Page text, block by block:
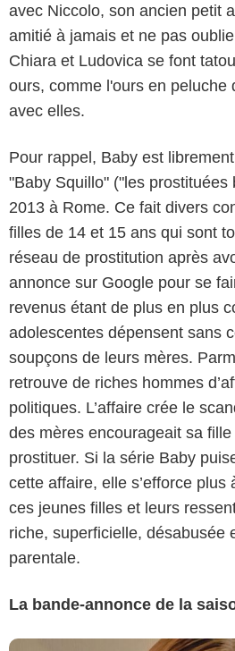
avec Niccolo, son ancien petit
amitié à jamais et ne pas
Chiara et Ludovica se font
ours, comme l'ours en peluche
avec elles.
Pour rappel, Baby est
"Baby Squillo" ("les prostituées
2013 à Rome. Ce fait divers
filles de 14 et 15 ans qui sont
réseau de prostitution après
annonce sur Google pour se
revenus étant de plus en plus
adolescentes dépensent sans
soupçons de leurs mères.
retrouve de riches hommes
politiques. L’affaire crée le
des mères encourageait sa
prostituer. Si la série Baby
cette affaire, elle s’efforce
ces jeunes filles et leurs
riche, superficielle, désabusée
parentale.
La bande-annonce de la